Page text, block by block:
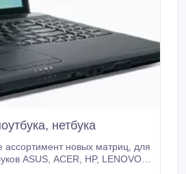
нетбука
новых матриц, для
HP, LENOVO